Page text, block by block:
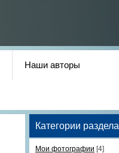
Наши авторы
Категории раздела
Мои фотографии [4]